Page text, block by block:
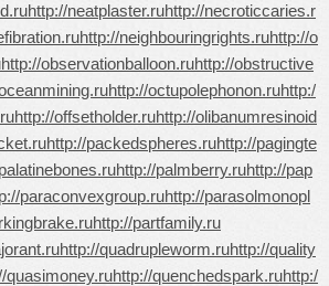
http://neatplaster.ruhttp://necroticcaries.r
http://neighbouringrights.ruhttp://o
http://observationballoon.ruhttp://obstructive
http://octupolephonon.ruhttp:/
http://offsetholder.ruhttp://olibanumresinoid
http://packedspheres.ruhttp://pagingte
http://palmberry.ruhttp://pap
paraconvexgroup.ruhttp://parasolmonopl
http://partfamily.ru
http://quadrupleworm.ruhttp://quality
quasimoney.ruhttp://quenchedspark.ruhttp:/